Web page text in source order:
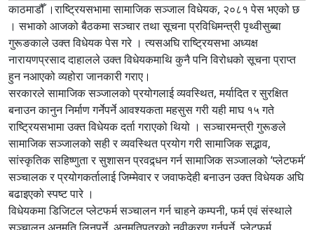
काठमाडौँ ।राष्ट्रियसभामा सामाजिक सञ्जाल विधेयक, २०८१ पेस भएको छ
। सभाको आजको बैठकमा सञ्चार तथा सूचना प्रविधिमन्त्री पृथ्वीसुब्बा
गुरूङकाले उक्त विधेयक पेस गरे । त्यसअघि राष्ट्रियसभा अध्यक्ष
नारायणप्रसाद दाहालले उक्त विधेयकमाथि कुनै पनि विरोधको सूचना प्राप्त
हुन नआएको व्यहोरा जानकारी गराए।
सरकारले सामाजिक सञ्जालको प्रयोगलाई व्यवस्थित, मर्यादित र सुरक्षित
बनाउन कानुन निर्माण गर्नेपर्ने आवश्यकता महसुस गरी यही माघ १५ गते
राष्ट्रियसभामा उक्त विधेयक दर्ता गराएको थियो । सञ्चारमन्त्री गुरूङले
सामाजिक सञ्जालको सही र व्यवस्थित प्रयोग गरी सामाजिक सद्भाव,
सांस्कृतिक सहिष्णुता र सुशासन प्रवद्र्धन गर्न सामाजिक सञ्जालको ‘प्लेटफर्म’
सञ्चालक र प्रयोगकर्तालाई जिम्मेवार र जवाफदेही बनाउन उक्त विधेयक अघि
बढाइएको स्पष्ट पारे ।
विधेयकमा डिजिटल प्लेटफर्म सञ्चालन गर्न चाहने कम्पनी, फर्म एवं संस्थाले